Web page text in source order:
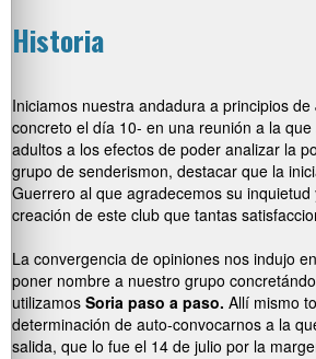
Historia
Iniciamos nuestra andadura a principios
concreto el día 10- en una reunión a la
adultos a los efectos de poder analizar la
grupo de senderismon, destacar que la
Guerrero al que agradecemos su
creación de este club que tantas
La convergencia de opiniones nos indujo
poner nombre a nuestro grupo
utilizamos Soria paso a paso. Allí mismo
determinación de auto-convocarnos a la
salida, que lo fue el 14 de julio por la